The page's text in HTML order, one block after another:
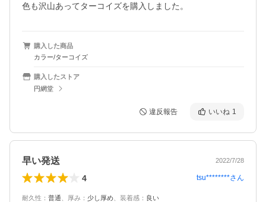
色も沢山あってターコイズを購入しました。
購入した商品
カラー/ターコイズ
購入したストア
円網堂
違反報告 いいね 1
早い発送 2022/7/28
4 tsu********さん
耐久性 ： 普通 厚み ： 少し厚め 装着感 ： 良い